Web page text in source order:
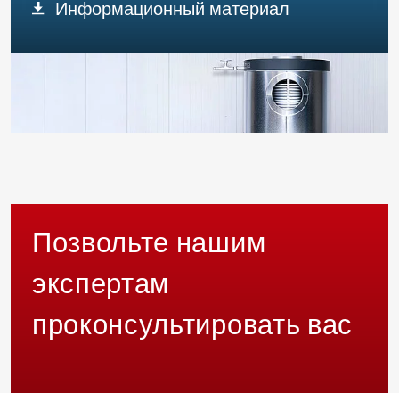
Информационный материал
Позвольте нашим
экспертам
проконсультировать вас